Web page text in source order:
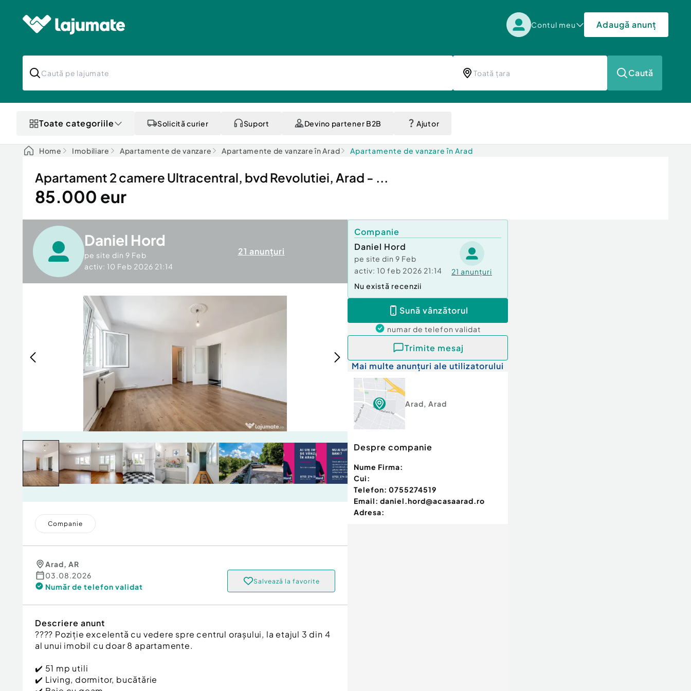
Contul meu Adaugă anunț
Caută
Toate categoriile Solicită curier Suport Devino partener B2B Ajutor
Home Imobiliare Apartamente de vanzare Apartamente de vanzare în Arad Apartamente de vanzare în Arad
Apartament 2 camere Ultracentral, bvd Revolutiei, Arad - ...
85.000 eur
Daniel Hord
pe site din 9 Feb
activ: 10 Feb 2026 21:14
21 anunțuri
Companie
Arad, AR
03.08.2026
Număr de telefon validat
Salvează la favorite
Descriere anunt
???? Poziție excelentă cu vedere spre centrul orașului, la etajul 3 din 4
al unui imobil cu doar 8 apartamente.
✔️ 51 mp utili
✔️ Living, dormitor, bucătărie
Companie
Daniel Hord
pe site din 9 Feb
activ: 10 feb 2026 21:14 21 anunțuri
Nu există recenzii
Sună vânzătorul
numar de telefon validat
Trimite mesaj
Mai multe anunțuri ale utilizatorului
Arad, Arad
Despre companie
Nume Firma:
Cui:
Telefon: 0755274519
Email: daniel.hord@acasaarad.ro
Adresa: